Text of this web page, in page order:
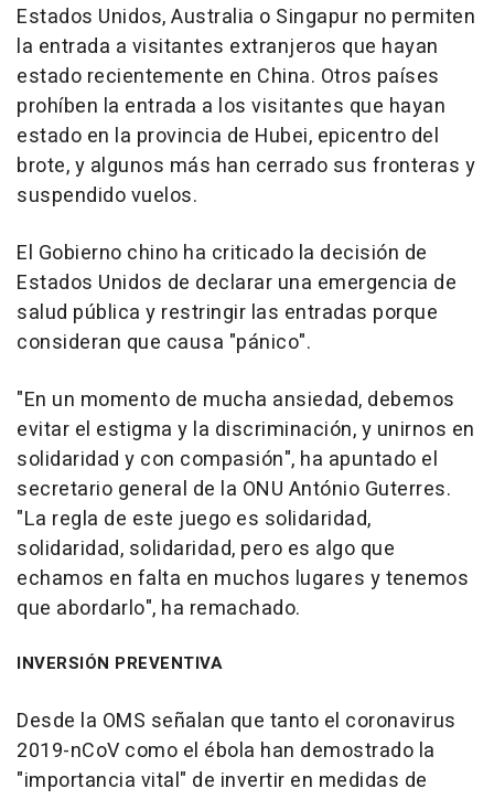
Estados Unidos, Australia o Singapur no permiten
la entrada a visitantes extranjeros que hayan
estado recientemente en China. Otros países
prohíben la entrada a los visitantes que hayan
estado en la provincia de Hubei, epicentro del
brote, y algunos más han cerrado sus fronteras y
suspendido vuelos.
El Gobierno chino ha criticado la decisión de
Estados Unidos de declarar una emergencia de
salud pública y restringir las entradas porque
consideran que causa "pánico".
"En un momento de mucha ansiedad, debemos
evitar el estigma y la discriminación, y unirnos en
solidaridad y con compasión", ha apuntado el
secretario general de la ONU António Guterres.
"La regla de este juego es solidaridad,
solidaridad, solidaridad, pero es algo que
echamos en falta en muchos lugares y tenemos
que abordarlo", ha remachado.
INVERSIÓN PREVENTIVA
Desde la OMS señalan que tanto el coronavirus
2019-nCoV como el ébola han demostrado la
"importancia vital" de invertir en medidas de